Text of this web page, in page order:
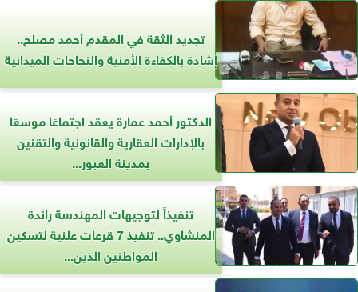
تجديد الثقة في المقدم أحمد مصلح..
إشادة بالكفاءة الأمنية والنجاحات الميدانية
الدكتور أحمد عمارة يعقد اجتماعًا موسعًا
بالإدارات العقارية والقانونية والتقنين
بمدينة العبور...
تنفيذاً لتوجيهات المهندسة راندة
المنشاوي.. تنفيذ 7 قرعات علنية لتسكين
المواطنين الذين...